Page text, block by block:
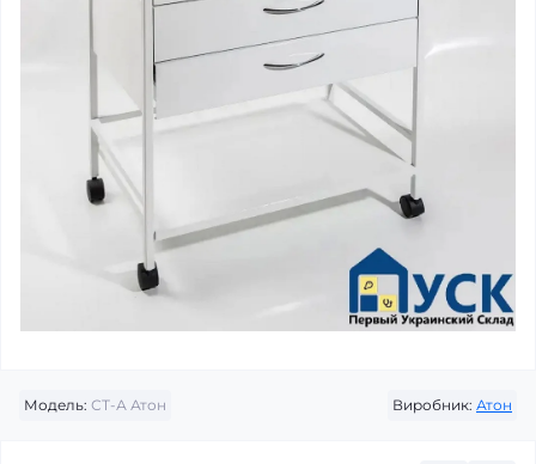
Модель: СТ-А Атон Виробник: Атон